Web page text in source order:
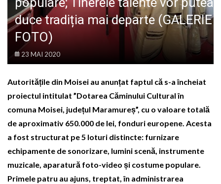
duce tradiția mai departe (GALERIE
FOTO)
23 MAI 2020
Autoritățile din Moisei au anunțat faptul că s-a încheiat
proiectul intitulat ”Dotarea Căminului Cultural în
comuna Moisei, județul Maramureș”, cu o valoare totală
de aproximativ 650.000 de lei, fonduri europene. Acesta
a fost structurat pe 5 loturi distincte: furnizare
echipamente de sonorizare, lumini scenă, instrumente
muzicale, aparatură foto-video și costume populare.
Primele patru au ajuns, treptat, în administrarea